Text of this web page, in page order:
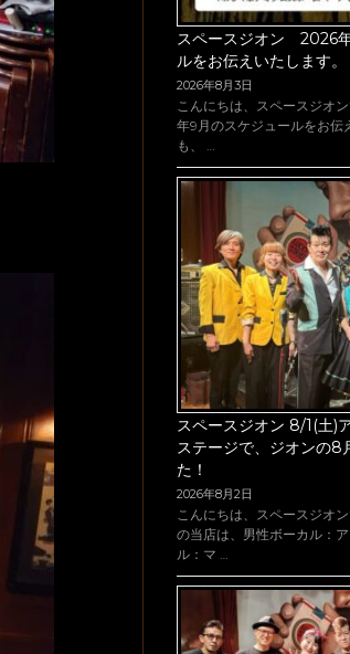
スペースジオン 2026
ルをお伝えいたします。
2026年8月3日
こんにちは、スペースジオ
年9月のスケジュールをお伝
も、 …
スペースジオン 8/1(土)
ステージで、ジオンの8
た！
2026年8月2日
こんにちは、スペースジオ
の当店は、男性ボーカル：
ル：マ …